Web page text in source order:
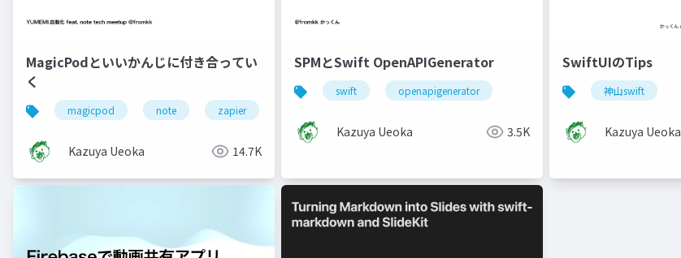
MagicPodといいかんじに付き合ってい
く
magicpod note zapier
Kazuya Ueoka 14.7K
SPMとSwift OpenAPIGenerator
swift openapigenerator
Kazuya Ueoka 3.5K
SwiftUIのTips
神山swift
Kazuya Ueoka